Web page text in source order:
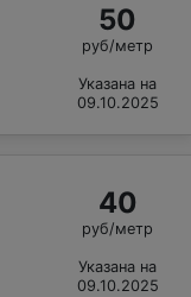
50
руб/метр
Указана на
09.10.2025
40
руб/метр
Указана на
09.10.2025